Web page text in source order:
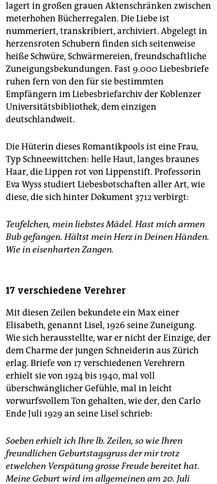
abo
genossenschaft
epaper login
lagert in großen grauen Aktenschränken zwischen
meterhohen Bücherregalen. Die Liebe ist
nummeriert, transkribiert, archiviert. Abgelegt in
herzensroten Schubern finden sich seitenweise
heiße Schwüre, Schwärmereien, freundschaftliche
Zuneigungsbekundungen. Fast 9.000 Liebesbriefe
ruhen fern von den für sie bestimmten
Empfängern im Liebesbriefarchiv der Koblenzer
Universitätsbibliothek, dem einzigen
deutschlandweit.
Die Hüterin dieses Romantikpools ist eine Frau,
Typ Schneewittchen: helle Haut, langes braunes
Haar, die Lippen rot von Lippenstift. Professorin
Eva Wyss studiert Liebesbotschaften aller Art, wie
diese, die sich hinter Dokument 3712 verbirgt:
Teufelchen, mein liebstes Mädel. Hast mich armen
Bub gefangen. Hältst mein Herz in Deinen Händen.
Wie in eisenharten Zangen.
17 verschiedene Verehrer
Mit diesen Zeilen bekundete ein Max einer
Elisabeth, genannt Lisel, 1926 seine Zuneigung.
Wie sich herausstellte, war er nicht der Einzige, der
dem Charme der jungen Schneiderin aus Zürich
erlag. Briefe von 17 verschiedenen Verehrern
erhielt sie von 1924 bis 1940, mal voll
überschwänglicher Gefühle, mal in leicht
vorwurfsvollem Ton gehalten, wie der, den Carlo
Ende Juli 1929 an seine Lisel schrieb:
Soeben erhielt ich Ihre lb. Zeilen, so wie Ihren
freundlichen Geburtstagsgruss der mir trotz
etwelchen Verspätung grosse Freude bereitet hat.
Meine Geburt wird im allgemeinen am 20. Juli